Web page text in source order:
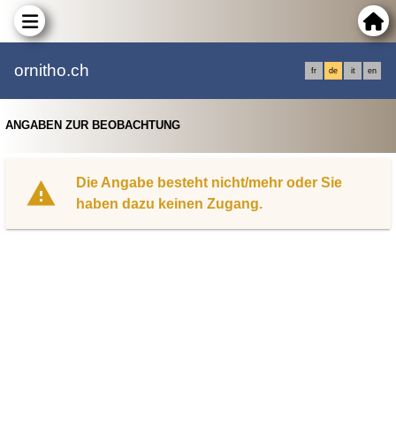
ornitho.ch fr de it en
ANGABEN ZUR BEOBACHTUNG
Die Angabe besteht nicht/mehr oder Sie
haben dazu keinen Zugang.